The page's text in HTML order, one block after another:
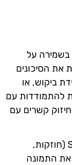
בשמירה על
את הסיכונים
ביקוש, או
להתמודדות עם
חיזוק קשרים עם
כחלק מהתהליך, יש לבצע ניתוח SWOT (חוזקות,
את התמונה